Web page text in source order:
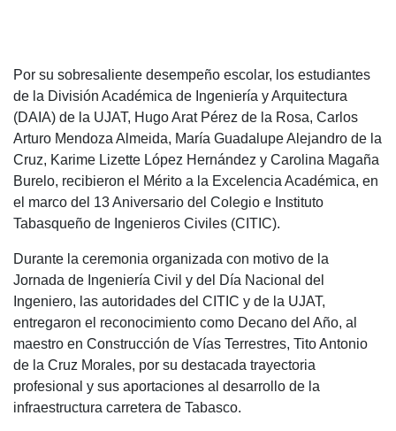
Por su sobresaliente desempeño escolar, los estudiantes
de la División Académica de Ingeniería y Arquitectura
(DAIA) de la UJAT, Hugo Arat Pérez de la Rosa, Carlos
Arturo Mendoza Almeida, María Guadalupe Alejandro de la
Cruz, Karime Lizette López Hernández y Carolina Magaña
Burelo, recibieron el Mérito a la Excelencia Académica, en
el marco del 13 Aniversario del Colegio e Instituto
Tabasqueño de Ingenieros Civiles (CITIC).
Durante la ceremonia organizada con motivo de la
Jornada de Ingeniería Civil y del Día Nacional del
Ingeniero, las autoridades del CITIC y de la UJAT,
entregaron el reconocimiento como Decano del Año, al
maestro en Construcción de Vías Terrestres, Tito Antonio
de la Cruz Morales, por su destacada trayectoria
profesional y sus aportaciones al desarrollo de la
infraestructura carretera de Tabasco.